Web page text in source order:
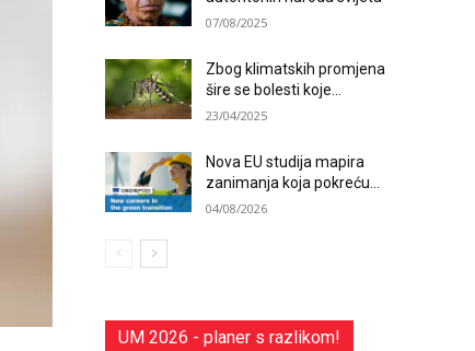
07/08/2025
Zbog klimatskih promjena
šire se bolesti koje...
23/04/2025
Nova EU studija mapira
zanimanja koja pokreću...
04/08/2026
UM 2026 - planer s razlikom!